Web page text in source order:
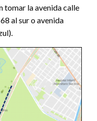
tomar la avenida calle
al sur o avenida